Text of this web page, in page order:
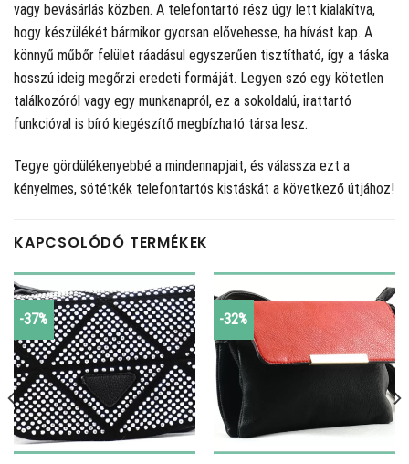
vagy bevásárlás közben. A telefontartó rész úgy lett kialakítva,
hogy készülékét bármikor gyorsan elővehesse, ha hívást kap. A
könnyű műbőr felület ráadásul egyszerűen tisztítható, így a táska
hosszú ideig megőrzi eredeti formáját. Legyen szó egy kötetlen
találkozóról vagy egy munkanapról, ez a sokoldalú, irattartó
funkcióval is bíró kiegészítő megbízható társa lesz.
Tegye gördülékenyebbé a mindennapjait, és válassza ezt a
kényelmes, sötétkék telefontartós kistáskát a következő útjához!
KAPCSOLÓDÓ TERMÉKEK
-37% -32%